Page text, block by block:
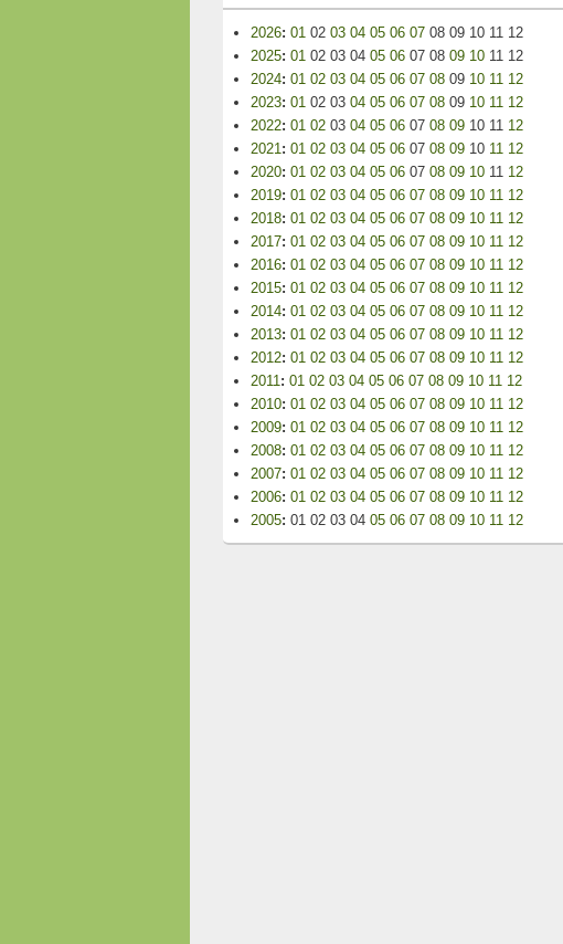
2026: 01 02 03 04 05 06 07 08 09 10 11 12
2025: 01 02 03 04 05 06 07 08 09 10 11 12
2024: 01 02 03 04 05 06 07 08 09 10 11 12
2023: 01 02 03 04 05 06 07 08 09 10 11 12
2022: 01 02 03 04 05 06 07 08 09 10 11 12
2021: 01 02 03 04 05 06 07 08 09 10 11 12
2020: 01 02 03 04 05 06 07 08 09 10 11 12
2019: 01 02 03 04 05 06 07 08 09 10 11 12
2018: 01 02 03 04 05 06 07 08 09 10 11 12
2017: 01 02 03 04 05 06 07 08 09 10 11 12
2016: 01 02 03 04 05 06 07 08 09 10 11 12
2015: 01 02 03 04 05 06 07 08 09 10 11 12
2014: 01 02 03 04 05 06 07 08 09 10 11 12
2013: 01 02 03 04 05 06 07 08 09 10 11 12
2012: 01 02 03 04 05 06 07 08 09 10 11 12
2011: 01 02 03 04 05 06 07 08 09 10 11 12
2010: 01 02 03 04 05 06 07 08 09 10 11 12
2009: 01 02 03 04 05 06 07 08 09 10 11 12
2008: 01 02 03 04 05 06 07 08 09 10 11 12
2007: 01 02 03 04 05 06 07 08 09 10 11 12
2006: 01 02 03 04 05 06 07 08 09 10 11 12
2005: 01 02 03 04 05 06 07 08 09 10 11 12